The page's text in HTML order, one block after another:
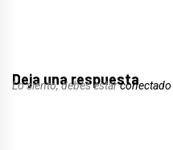
Deja una respuesta
Lo siento, debes estarconectado